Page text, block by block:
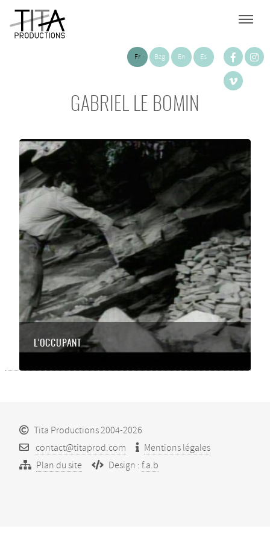
Fr Bzg En Es
GABRIEL LE BOMIN
L’OCCUPANT
Tita Productions 2004-2026
contact@titaprod.com
Mentions légales
Plan du site
Design : f.a.b